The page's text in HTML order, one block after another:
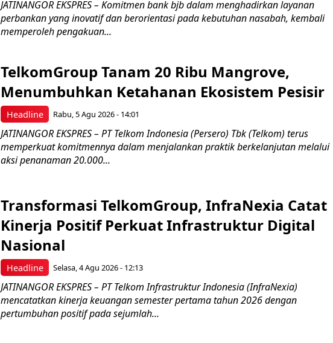
JATINANGOR EKSPRES – Komitmen bank bjb dalam menghadirkan layanan
perbankan yang inovatif dan berorientasi pada kebutuhan nasabah, kembali
memperoleh pengakuan...
Headline
TelkomGroup Tanam 20 Ribu Mangrove,
Menumbuhkan Ketahanan Ekosistem Pesisir
Rabu, 5 Agu 2026 - 14:01
JATINANGOR EKSPRES – PT Telkom Indonesia (Persero) Tbk (Telkom) terus
memperkuat komitmennya dalam menjalankan praktik berkelanjutan melalui
aksi penanaman 20.000...
Headline
Transformasi TelkomGroup, InfraNexia Catat
Kinerja Positif Perkuat Infrastruktur Digital
Nasional
Selasa, 4 Agu 2026 - 12:13
JATINANGOR EKSPRES – PT Telkom Infrastruktur Indonesia (InfraNexia)
mencatatkan kinerja keuangan semester pertama tahun 2026 dengan
pertumbuhan positif pada sejumlah...